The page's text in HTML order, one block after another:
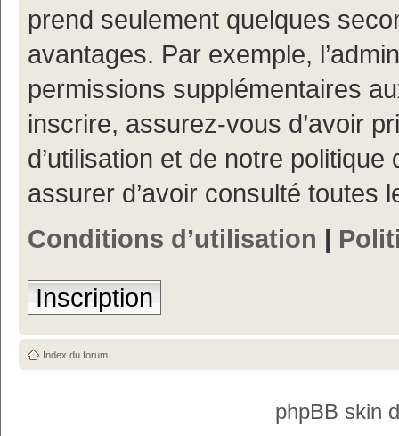
prend seulement quelques
avantages. Par exemple,
permissions supplémentaires
inscrire, assurez-vous d’avoir
d’utilisation et de notre
assurer d’avoir consulté toutes
Conditions d’utilisation |
Inscription
Index du forum
phpBB skin